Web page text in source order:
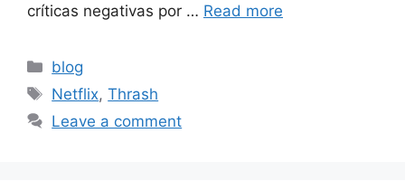
críticas negativas por … Read more
Categories
blog
Tags
Netflix,Thrash
Leave a comment